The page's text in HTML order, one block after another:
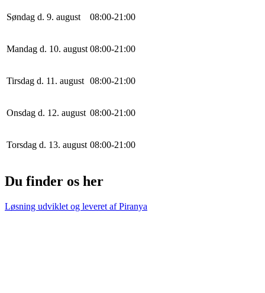
Søndag d. 9. august 08:00-21 :00
Mandag d. 10. august 08:00-21 :00
Tirsdag d. 11. august 08:00-21 :00
Onsdag d. 12. august 08:00-21 :00
Torsdag d. 13. august 08:00-21 :00
Du finder os her
Løsning udviklet og leveret afPiranya